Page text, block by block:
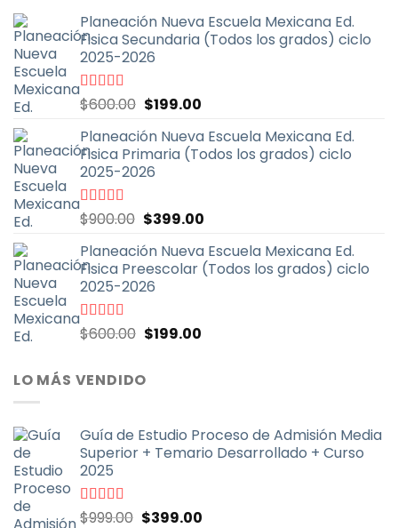
Planeación Nueva Escuela Mexicana Ed.
Fisica Secundaria (Todos los grados) ciclo
2025-2026
Valorado
con
5
$600.00 El
original
era:
$600.00.
$199.00El
actual
es:
Planeación Nueva Escuela Mexicana Ed.
Fisica Primaria (Todos los grados) ciclo
2025-2026
Valorado
con
5
$900.00 El
original
era:
$900.00.
$399.00El
actual
es:
Planeación Nueva Escuela Mexicana Ed.
Fisica Preescolar (Todos los grados) ciclo
2025-2026
Valorado
con
$600.00 El
original
era:
$199.00El
LO MÁS VENDIDO
Guía de Estudio Proceso de Admisión Media
Superior + Temario Desarrollado + Curso
2025
Valorado
$999.00 El
$399.00El